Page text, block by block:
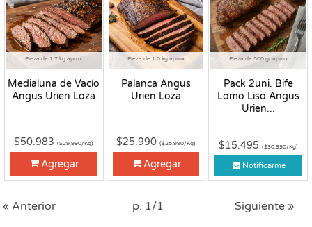
Pieza de 1.7 kg aprox
Medialuna de Vacío
Angus Urien Loza
$50.983($29.990/Kg)
Agregar
Pieza de 1.0 kg aprox
Palanca Angus
Urien Loza
$25.990 ($25.990/Kg)
Agregar
Pieza de 500 gr aprox
Pack 2uni. Bife
Lomo Liso Angus
Urien...
$15.495 ($30.990/Kg)
Notificarme
« Anterior p. 1/1 Siguiente »